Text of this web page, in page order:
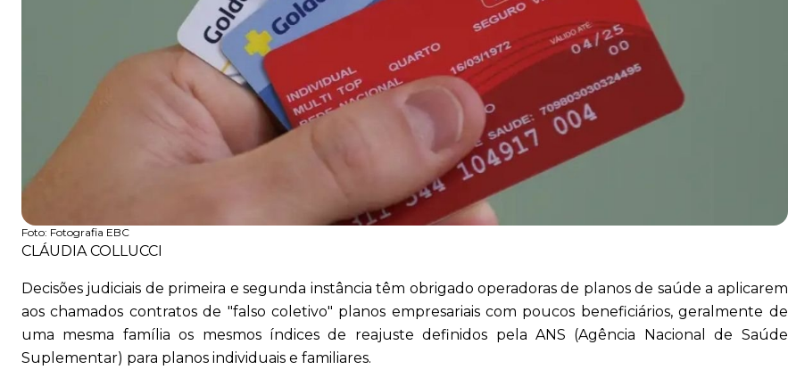
Foto: Fotografia EBC
CLÁUDIA COLLUCCI
Decisões judiciais de primeira e segunda instância têm obrigado operadoras de planos de saúde a aplicarem
aos chamados contratos de "falso coletivo" planos empresariais com poucos beneficiários, geralmente de
uma mesma família os mesmos índices de reajuste definidos pela ANS (Agência Nacional de Saúde
Suplementar) para planos individuais e familiares.